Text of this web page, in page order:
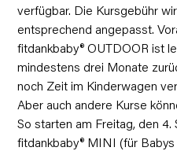
verfügbar. Die Kursgebühr
entsprechend angepasst.
fitdankbaby® OUTDOOR ist
mindestens drei Monate
noch Zeit im Kinderwagen
Aber auch andere Kurse
So starten am Freitag, den
fitdankbaby® MINI (für